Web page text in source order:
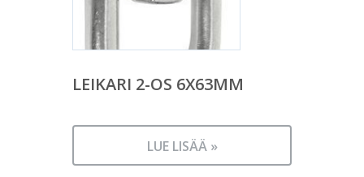
LEIKARI 2-OS 6X63MM
LUE LISÄÄ »